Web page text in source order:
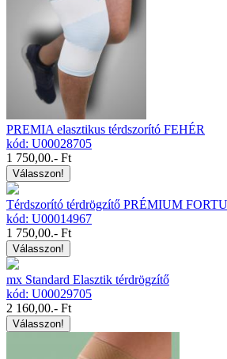
PREMIA elasztikus térdszorító FEHÉR
kód: U00028705
1 750,00.- Ft
Válasszon!
Térdszorító térdrögzítő PRÉMIUM
kód: U00014967
1 750,00.- Ft
Válasszon!
mx Standard Elasztik térdrögzítő
kód: U00029705
2 160,00.- Ft
Válasszon!